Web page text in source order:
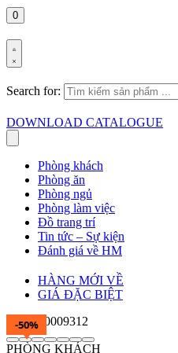
0
Search for:
DOWNLOAD CATALOGUE
Phòng khách
Phòng ăn
Phòng ngủ
Phòng làm việc
Đồ trang trí
Tin tức – Sự kiện
Đánh giá về HM
HÀNG MỚI VỀ
GIÁ ĐẶC BIỆT
-50%
PHÒNG KHÁCH